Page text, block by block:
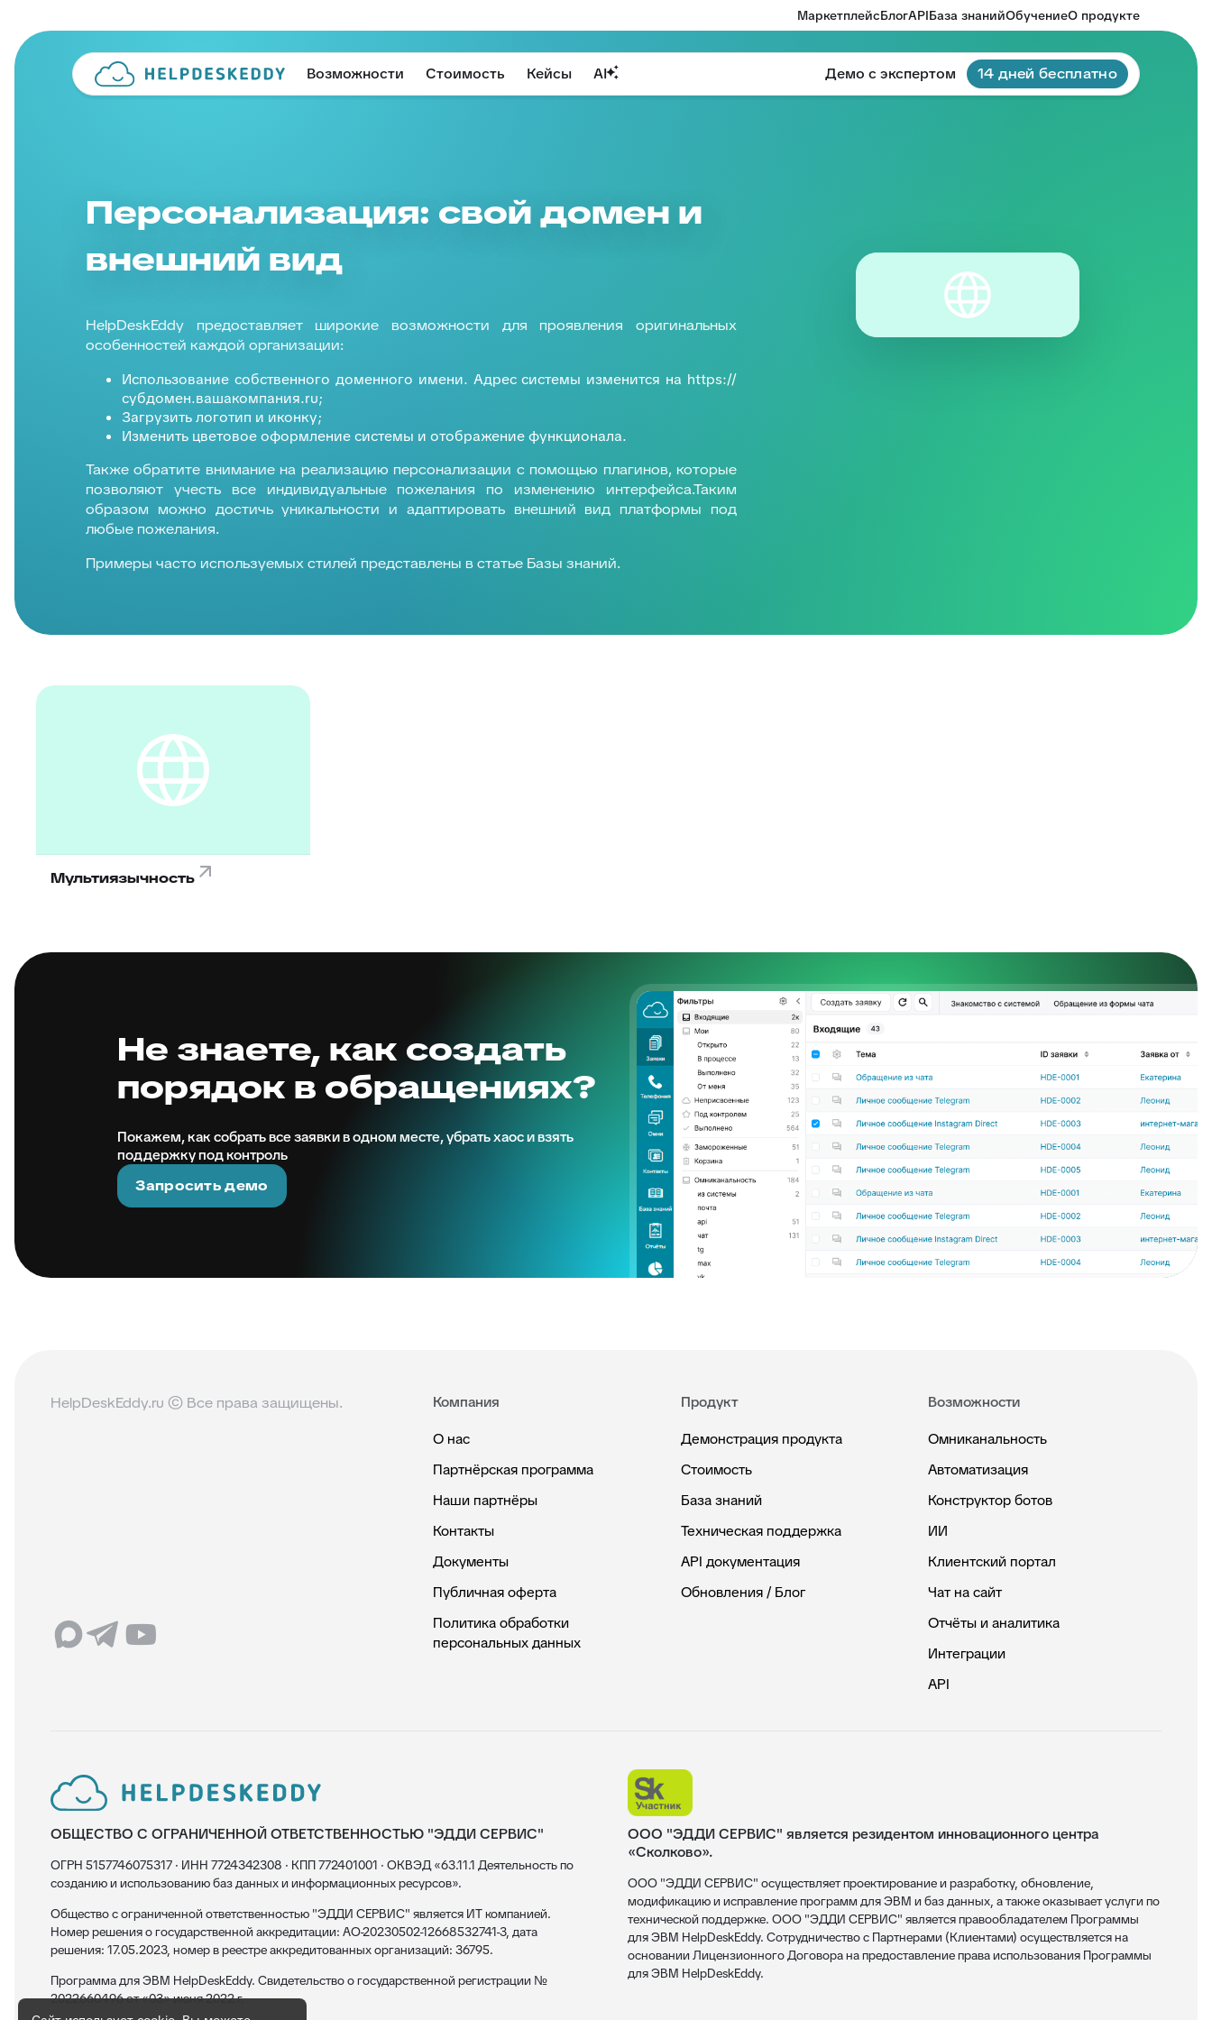
МаркетплейсБлогAPIБаза знанийОбучениеО продукте
Возможности Стоимость Кейсы AI Демо с экспертом 14 дней бесплатно
Персонализация: свой домен и
внешний вид
HelpDeskEddy предоставляет широкие возможности для проявления оригинальных
особенностей каждой организации:
Использование собственного доменного имени. Адрес системы изменится на https://
субдомен.вашакомпания.ru;
Загрузить логотип и иконку;
Изменить цветовое оформление системы и отображение функционала.
Также обратите внимание на реализацию персонализации с помощью плагинов, которые
позволяют учесть все индивидуальные пожелания по изменению интерфейса.Таким
образом можно достичь уникальности и адаптировать внешний вид платформы под
любые пожелания.
Примеры часто используемых стилей представлены встатье Базы знаний.
Мультиязычность
Не знаете, как создать
порядок в обращениях?
Покажем, как собрать все заявки в одном месте, убрать хаос и взять
поддержку под контроль
Запросить демо
HelpDeskEddy.ru © Все права защищены.
Компания
О нас
Партнёрская программа
Наши партнёры
Контакты
Документы
Публичная оферта
Политика обработки
персональных данных
Продукт
Демонстрация продукта
Стоимость
База знаний
Техническая поддержка
API документация
Обновления / Блог
Возможности
Омниканальность
Автоматизация
Конструктор ботов
ИИ
Клиентский портал
Чат на сайт
Отчёты и аналитика
Интеграции
API
ОБЩЕСТВО С ОГРАНИЧЕННОЙ ОТВЕТСТВЕННОСТЬЮ "ЭДДИ СЕРВИС"
ОГРН 5157746075317 · ИНН 7724342308 · КПП 772401001 · ОКВЭД «63.11.1 Деятельность по
созданию и использованию баз данных и информационных ресурсов».
Общество с ограниченной ответственностью "ЭДДИ СЕРВИС" является ИТ компанией.
Номер решения о государственной аккредитации: АО-20230502-12668532741-3, дата
решения: 17.05.2023, номер в реестре аккредитованных организаций: 36795.
Программа для ЭВМ HelpDeskEddy. Свидетельство о государственной регистрации №
2022660496 от «03» июня 2022 г.
ООО "ЭДДИ СЕРВИС" является резидентом инновационного центра
«Сколково».
ООО "ЭДДИ СЕРВИС" осуществляет проектирование и разработку, обновление,
модификацию и исправление программ для ЭВМ и баз данных, а также оказывает услуги по
технической поддержке. ООО "ЭДДИ СЕРВИС" является правообладателем Программы
для ЭВМ HelpDeskEddy. Сотрудничество с Партнерами (Клиентами) осуществляется на
основании Лицензионного Договора на предоставление права использования Программы
для ЭВМ HelpDeskEddy.